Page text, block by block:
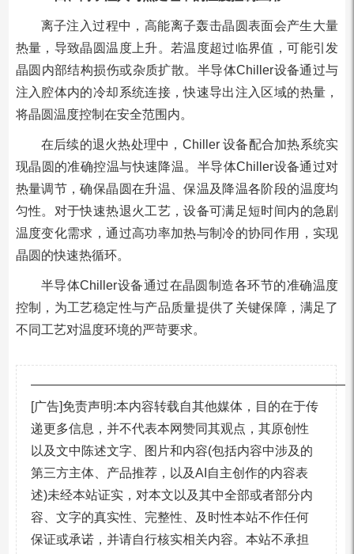
离子注入过程中，高能离子轰击晶圆表面会产生大量
热量，导致晶圆温度上升。若温度超过临界值，可能引发
晶圆内部结构损伤或杂质扩散。半导体Chiller设备通过与
注入腔体内的冷却系统连接，快速导出注入区域的热量，
将晶圆温度控制在安全范围内。
在后续的退火热处理中，Chiller 设备配合加热系统实
现晶圆的准确控温与快速降温。半导体Chiller设备通过对
热量调节，确保晶圆在升温、保温及降温各阶段的温度均
匀性。对于快速热退火工艺，设备可满足短时间内的急剧
温度变化需求，通过高功率加热与制冷的协同作用，实现
晶圆的快速热循环。
半导体Chiller设备通过在晶圆制造各环节的准确温度
控制，为工艺稳定性与产品质量提供了关键保障，满足了
不同工艺对温度环境的严苛要求。
[广告]免责声明:本内容转载自其他媒体，目的在于传
递更多信息，并不代表本网赞同其观点，其原创性
以及文中陈述文字、图片和内容(包括内容中涉及的
第三方主体、产品推荐，以及AI自主创作的内容表
述)未经本站证实，对本文以及其中全部或者部分内
容、文字的真实性、完整性、及时性本站不作任何
保证或承诺，并请自行核实相关内容。本站不承担